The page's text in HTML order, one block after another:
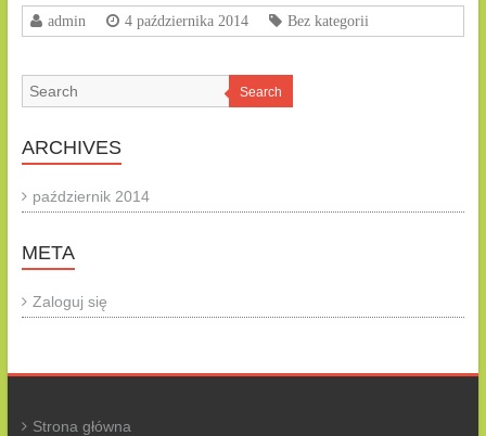
admin 4 października 2014 Bez kategorii
Search
ARCHIVES
październik 2014
META
Zaloguj się
Strona główna